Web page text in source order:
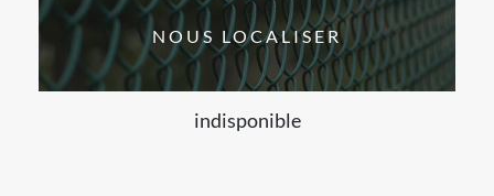
NOUS LOCALISER
indisponible